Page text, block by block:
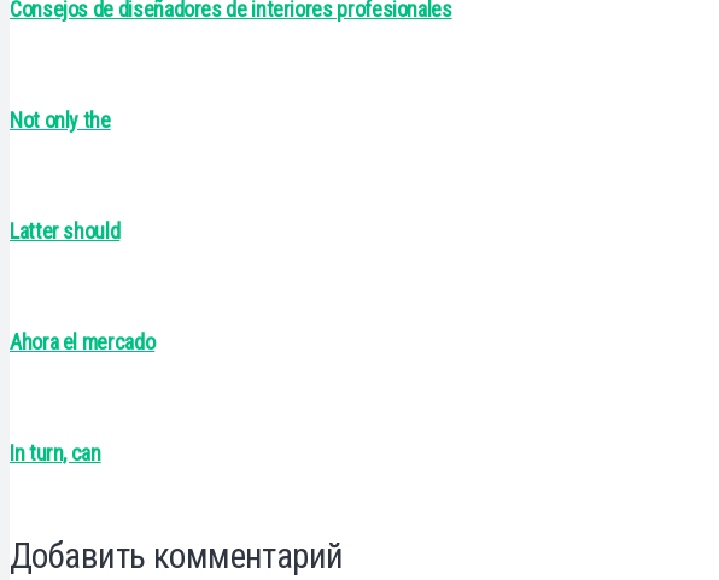
Consejos de diseñadores de interiores profesionales
Not only the
Latter should
Ahora el mercado
In turn, can
Добавить комментарий